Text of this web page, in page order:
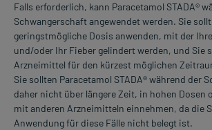
Falls erforderlich, kann Paracetamol STADA®
Schwangerschaft angewendet werden. Sie
geringstmögliche Dosis anwenden, mit der
und/oder Ihr Fieber gelindert werden, und Sie
Arzneimittel für den kürzest möglichen
Sie sollten Paracetamol STADA® während der
daher nicht über längere Zeit, in hohen Dosen
mit anderen Arzneimitteln einnehmen, da die
Anwendung für diese Fälle nicht belegt ist.